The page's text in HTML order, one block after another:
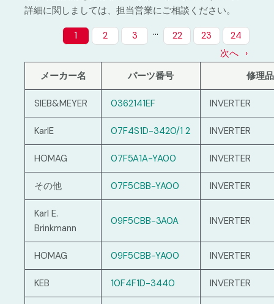
詳細に関しましては、担当営業にご相談ください。
1 2 3 … 22 23
24
次へ
メーカー名
パーツ番号 修理
SIEB&MEYER 0362141EF INVERTER
KarlE 07F4S1D-3420/1 2 INVERTER
HOMAG 07F5A1A-YA00 INVERTER
その他 07F5CBB-YA00 INVERTER
Karl E.
Brinkmann
09F5CBB-3A0A INVERTER
HOMAG 09F5CBB-YA00 INVERTER
KEB 10F4F1D-3440 INVERTER